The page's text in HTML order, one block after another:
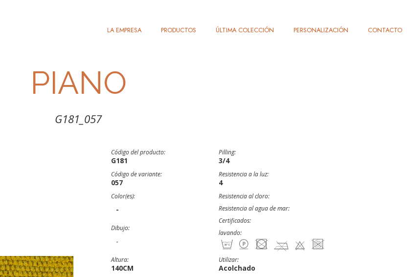
LA EMPRESA PRODUCTOS ÚLTIMA COLECCIÓN PERSONALIZACIÓN CONTACTO
PIANO
G181_057
Código del producto:
G181
Código de variante:
057
Color(es):
-
Dibujo:
-
Altura:
140CM
Pilling:
3/4
Resistencia a la luz:
4
Resistencia al cloro:
Resistencia al agua de mar:
Certificados:
lavando:
Utilizar:
Acolchado